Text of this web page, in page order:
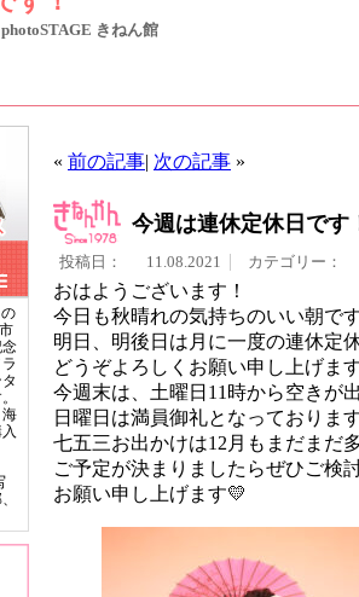
きねん館
« 前の記事| 次の記事 »
今週は連休定休日です
投稿日： 11.08.2021 カテゴリー：
おはようございます！
今日も秋晴れの気持ちのいい朝で
明日、明後日は月に一度の連休定
どうぞよろしくお願い申し上げま
今週末は、土曜日11時から空きが
日曜日は満員御礼となっておりま
七五三お出かけは12月もまだまだ
ご予定が決まりましたらぜひご検
お願い申し上げます💛